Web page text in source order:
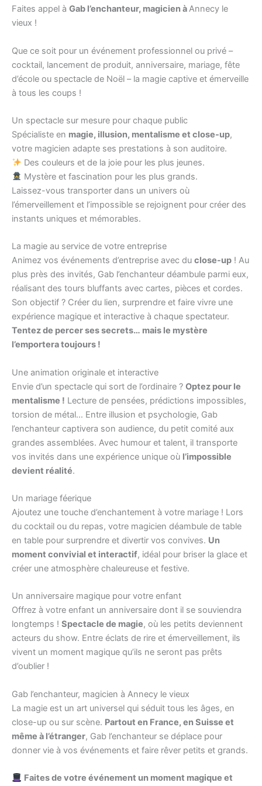
Faites appel à Gab l’enchanteur, magicien àAnnecy le
vieux !
Que ce soit pour un événement professionnel ou privé –
cocktail, lancement de produit, anniversaire, mariage, fête
d’école ou spectacle de Noël – la magie captive et émerveille
à tous les coups !
Un spectacle sur mesure pour chaque public
Spécialiste en magie, illusion, mentalisme et close-up,
votre magicien adapte ses prestations à son auditoire.
Des couleurs et de la joie pour les plus jeunes.
Mystère et fascination pour les plus grands.
Laissez-vous transporter dans un univers où
l’émerveillement et l’impossible se rejoignent pour créer des
instants uniques et mémorables.
La magie au service de votre entreprise
Animez vos événements d’entreprise avec du close-up ! Au
plus près des invités, Gab l’enchanteur déambule parmi eux,
réalisant des tours bluffants avec cartes, pièces et cordes.
Son objectif ? Créer du lien, surprendre et faire vivre une
expérience magique et interactive à chaque spectateur.
Tentez de percer ses secrets… mais le mystère
l’emportera toujours !
Une animation originale et interactive
Envie d’un spectacle qui sort de l’ordinaire ? Optez pour le
mentalisme ! Lecture de pensées, prédictions impossibles,
torsion de métal… Entre illusion et psychologie, Gab
l’enchanteur captivera son audience, du petit comité aux
grandes assemblées. Avec humour et talent, il transporte
vos invités dans une expérience unique où l’impossible
devient réalité.
Un mariage féerique
Ajoutez une touche d’enchantement à votre mariage ! Lors
du cocktail ou du repas, votre magicien déambule de table
en table pour surprendre et divertir vos convives. Un
moment convivial et interactif, idéal pour briser la glace et
créer une atmosphère chaleureuse et festive.
Un anniversaire magique pour votre enfant
Offrez à votre enfant un anniversaire dont il se souviendra
longtemps ! Spectacle de magie, où les petits deviennent
acteurs du show. Entre éclats de rire et émerveillement, ils
vivent un moment magique qu’ils ne seront pas prêts
d’oublier !
Gab l’enchanteur, magicien à Annecy le vieux
La magie est un art universel qui séduit tous les âges, en
close-up ou sur scène. Partout en France, en Suisse et
même à l’étranger, Gab l’enchanteur se déplace pour
donner vie à vos événements et faire rêver petits et grands.
Faites de votre événement un moment magique et